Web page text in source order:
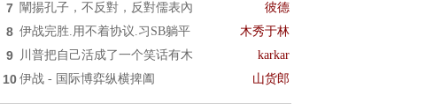
7 闡揚孔子，不反對，反對儒表內 彼德
8 伊战完胜.用不着协议.习SB躺平 木秀于林
9 川普把自己活成了一个笑话有木 karkar
10 伊战 - 国际博弈纵横捭阖 山货郎